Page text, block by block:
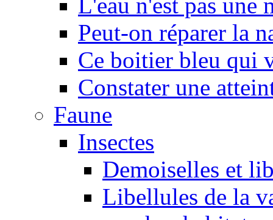
L'eau n'est pas une
Peut-on réparer la
Ce boitier bleu qui
Constater une
Faune
Insectes
Demoiselles et
Libellules de la